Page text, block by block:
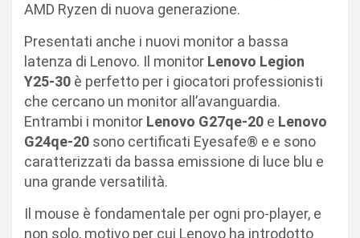
AMD Ryzen di nuova generazione.
Presentati anche i nuovi monitor a bassa
latenza di Lenovo. Il monitor Lenovo Legion
Y25-30 è perfetto per i giocatori professionisti
che cercano un monitor all’avanguardia.
Entrambi i monitor Lenovo G27qe-20 e Lenovo
G24qe-20 sono certificati Eyesafe® e e sono
caratterizzati da bassa emissione di luce blu e
una grande versatilità.
Il mouse è fondamentale per ogni pro-player, e
non solo, motivo per cui Lenovo ha introdotto